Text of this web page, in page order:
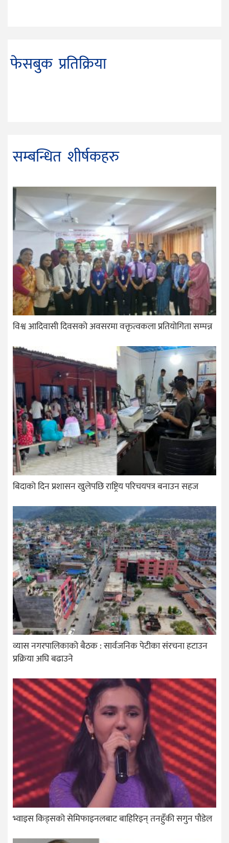
फेसबुक प्रतिक्रिया
सम्बन्धित शीर्षकहरु
विश्व आदिवासी दिवसको अवसरमा वक्तृत्वकला प्रतियोगिता सम्पन्न
बिदाको दिन प्रशासन खुलेपछि राष्ट्रिय परिचयपत्र बनाउन सहज
व्यास नगरपालिकाको बैठक : सार्वजनिक पेटीका संरचना हटाउन
प्रक्रिया अघि बढाउने
भ्वाइस किड्सको सेमिफाइनलबाट बाहिरिइन् तनहुँकी सगुन पौडेल